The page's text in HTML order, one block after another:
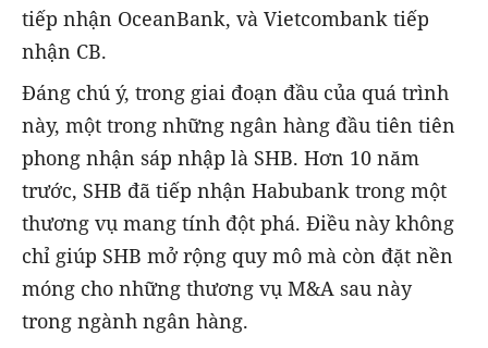
tiếp nhận OceanBank, và Vietcombank tiếp
nhận CB.
Đáng chú ý, trong giai đoạn đầu của quá trình
này, một trong những ngân hàng đầu tiên tiên
phong nhận sáp nhập là SHB. Hơn 10 năm
trước, SHB đã tiếp nhận Habubank trong một
thương vụ mang tính đột phá. Điều này không
chỉ giúp SHB mở rộng quy mô mà còn đặt nền
móng cho những thương vụ M&A sau này
trong ngành ngân hàng.